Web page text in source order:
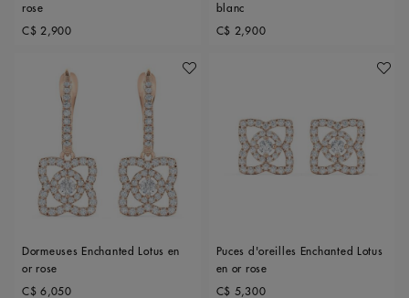
rose
Original price
C$ 2,900
blanc
Original price
C$ 2,900
Ajouter À Ma Wishlist
Dormeuses Enchanted Lotus en
or rose
Original price
C$ 6,050
Puces d'oreilles Enchanted Lotus
en or rose
Original price
C$ 5,300